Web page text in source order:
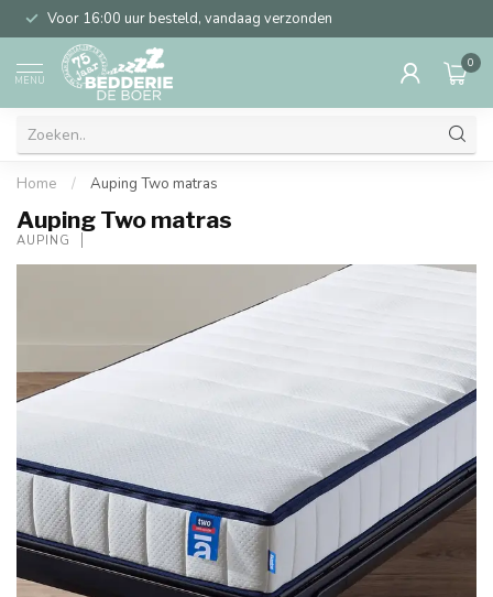
Voor 16:00 uur besteld, vandaag verzonden
MENU
0
Home / Auping Two matras
Auping Two matras
AUPING